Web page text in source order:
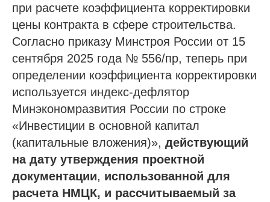
при расчете коэффициента корректировки
цены контракта в сфере строительства.
Согласно приказу Минстроя России от 15
сентября 2025 года № 556/пр, теперь при
определении коэффициента корректировки
используется индекс-дефлятор
Минэкономразвития России по строке
«Инвестиции в основной капитал
(капитальные вложения)», действующий
на дату утверждения проектной
документации, использованной для
расчета НМЦК, и рассчитываемый за